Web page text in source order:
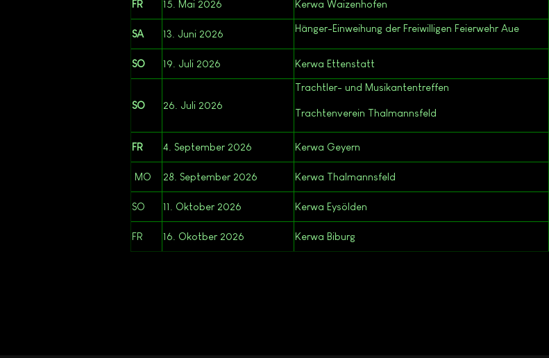
FR 15. Mai 2026 Kerwa Waizenhofen
SA 13. Juni 2026 Hänger-Einweihung der Freiwilligen Feierwehr Aue
SO 19. Juli 2026 Kerwa Ettenstatt
SO 26. Juli 2026
Trachtler- und Musikantentreffen
Trachtenverein Thalmannsfeld
FR 4. September 2026 Kerwa Geyern
MO 28. September 2026 Kerwa Thalmannsfeld
SO 11. Oktober 2026 Kerwa Eysölden
FR 16. Okotber 2026 Kerwa Biburg